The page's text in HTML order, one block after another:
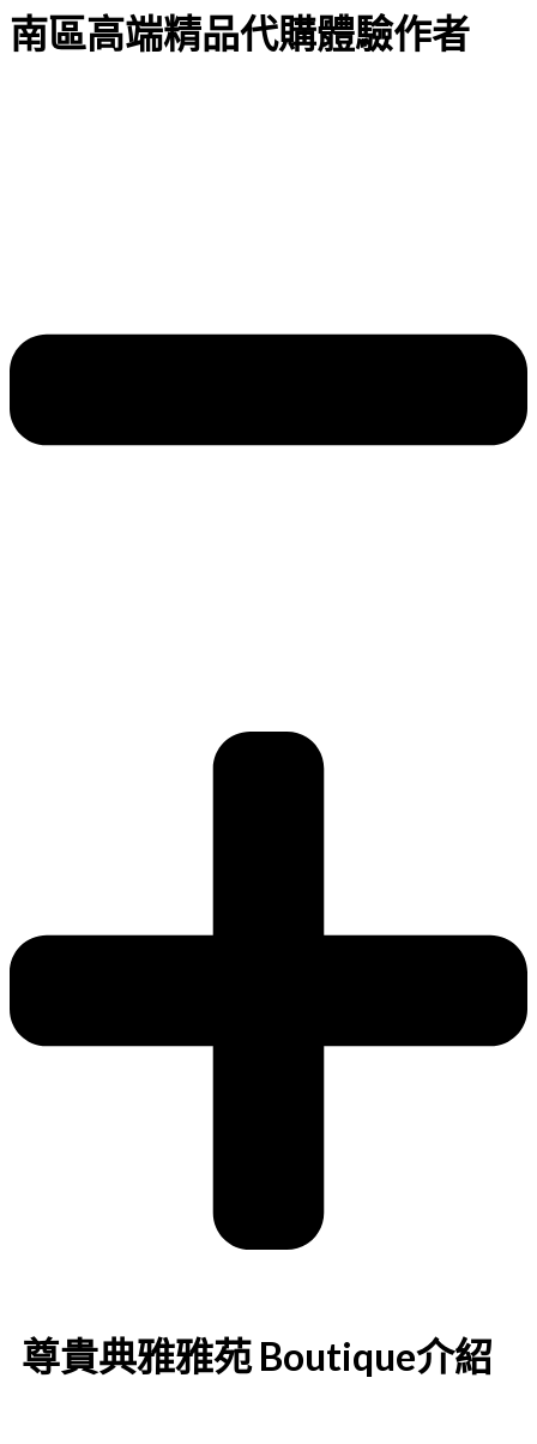
南區高端精品代購體驗作者
尊貴典雅雅苑 Boutique介紹